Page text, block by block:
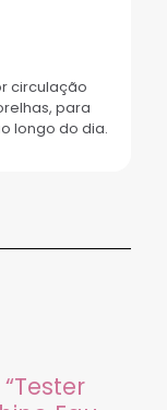
circulação
para
longo do dia.